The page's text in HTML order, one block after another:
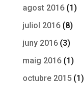
agost 2016(1)
juliol 2016(8)
juny 2016(3)
maig 2016(1)
octubre 2015(1)